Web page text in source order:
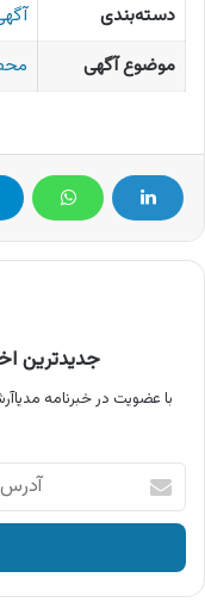
دسته‌بندی
موضوع آگهی
جدیدترین
با عضویت در خبرنامه
آدرس
ایمیل
خود
وارد
کنید